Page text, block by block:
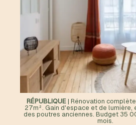
RÉPUBLIQUE | Rénovation
27m². Gain d'espace et de lumière,
des poutres anciennes. Budget 35
mois.